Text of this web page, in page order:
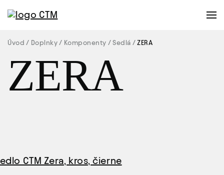
Úvod Doplnky Komponenty Sedlá ZERA
ZERA